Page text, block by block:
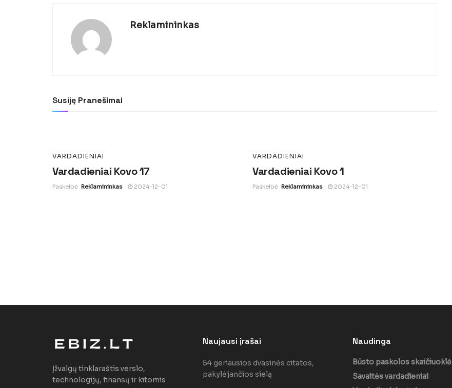
Reklamininkas
Susiję Pranešimai
Vardadieniai Kovo 16
Paskelbė
VARDADIENIAI
Vardadieniai Kovo 17
Paskelbė Reklamininkas 2024-12-01
VARDADIENIAI
Vardadieniai Kovo 1
Paskelbė Reklamininkas 2024-12-01
Įžvalgų tinklaraštis verslo,
technologijų, finansų ir kitomis
Naujausi įrašai
54 geriausios dvasinės citatos,
pakylėjančios sielą
Naudinga
Būsto paskolos skaičiuoklė
Savaitės vardadieniai